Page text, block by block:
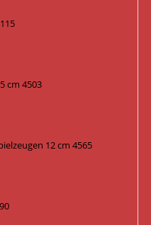
cm 4503
12 cm 4565